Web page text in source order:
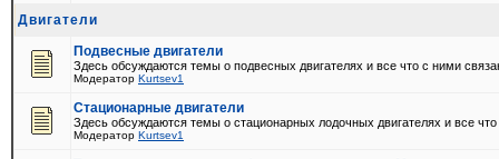
Двигатели
Подвесные двигатели
Здесь обсуждаются темы о подвесных двигателях и все что с ними
Модератор Kurtsev1
Стационарные двигатели
Здесь обсуждаются темы о стационарных лодочных двигателях и все
Модератор Kurtsev1